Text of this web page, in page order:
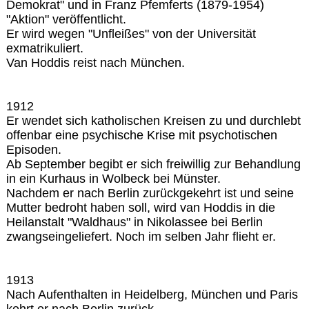
Demokrat" und in Franz Pfemferts (1879-1954)
"Aktion" veröffentlicht.
Er wird wegen "Unfleißes" von der Universität
exmatrikuliert.
Van Hoddis reist nach München.
1912
Er wendet sich katholischen Kreisen zu und durchlebt
offenbar eine psychische Krise mit psychotischen
Episoden.
Ab September begibt er sich freiwillig zur Behandlung
in ein Kurhaus in Wolbeck bei Münster.
Nachdem er nach Berlin zurückgekehrt ist und seine
Mutter bedroht haben soll, wird van Hoddis in die
Heilanstalt "Waldhaus" in Nikolassee bei Berlin
zwangseingeliefert. Noch im selben Jahr flieht er.
1913
Nach Aufenthalten in Heidelberg, München und Paris